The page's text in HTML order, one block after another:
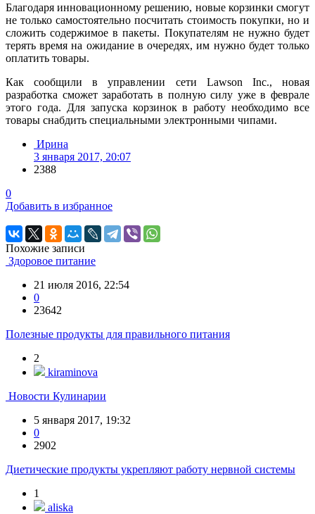
Благодаря инновационному решению, новые корзинки смогут
не только самостоятельно посчитать стоимость покупки, но и
сложить содержимое в пакеты. Покупателям не нужно будет
терять время на ожидание в очередях, им нужно будет только
оплатить товары.
Как сообщили в управлении сети Lawson Inc., новая
разработка сможет заработать в полную силу уже в феврале
этого года. Для запуска корзинок в работу необходимо все
товары снабдить специальными электронными чипами.
Ирина
3 января 2017, 20:07
2388
0
Добавить в избранное
Похожие записи
Здоровое питание
21 июля 2016, 22:54
0
23642
Полезные продукты для правильного питания
2
kiraminova
Новости Кулинарии
5 января 2017, 19:32
0
2902
Диетические продукты укрепляют работу нервной системы
1
aliska